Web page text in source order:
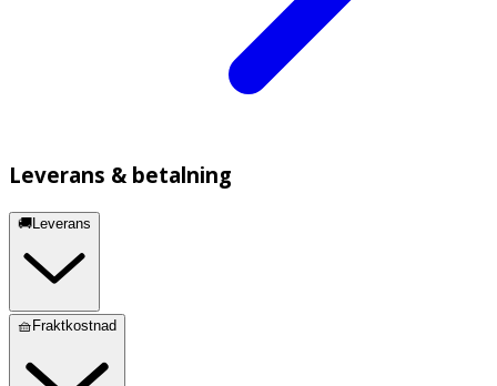
Leverans & betalning
🚚Leverans
🧺Fraktkostnad